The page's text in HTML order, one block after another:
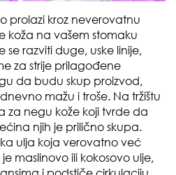
prolazi kroz neverovatnu
koža na vašem stomaku
se razviti duge, uske linije,
za strije prilagođene
da budu skup proizvod,
mažu i troše. Na tržištu
za negu kože koji tvrde da
njih je prilično skupa.
ulja koja verovatno već
maslinovo ili kokosovo ulje,